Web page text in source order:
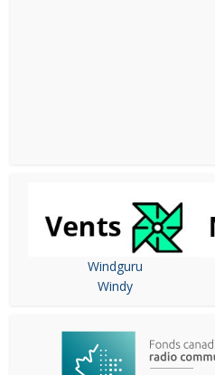
Windguru
Windy